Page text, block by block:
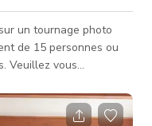
un tournage photo
de 15 personnes ou
projet. Nom du